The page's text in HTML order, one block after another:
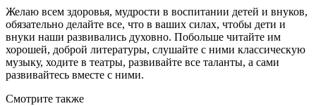
Желаю всем здоровья, мудрости в воспитании детей и внуков,
обязательно делайте все, что в ваших силах, чтобы дети и
внуки наши развивались духовно. Побольше читайте им
хорошей, доброй литературы, слушайте с ними классическую
музыку, ходите в театры, развивайте все таланты, а сами
развивайтесь вместе с ними.
Смотрите также